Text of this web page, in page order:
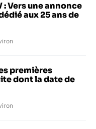
Vers une annonce
aux 25 ans de
premières
dont la date de